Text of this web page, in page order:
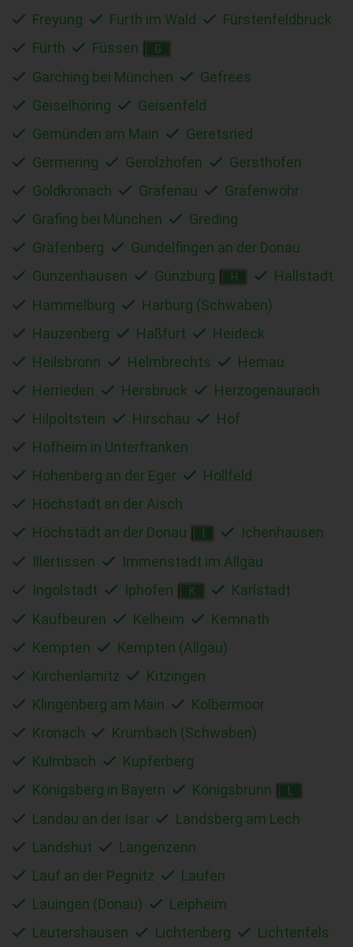
Freyung
Furth im Wald
Fürstenfeldbruck
Fürth
Füssen G
Garching bei München
Gefrees
Geiselhöring
Geisenfeld
Gemünden am Main
Geretsried
Germering
Gerolzhofen
Gersthofen
Goldkronach
Grafenau
Grafenwöhr
Grafing bei München
Greding
Gräfenberg
Gundelfingen an der Donau
Gunzenhausen
Günzburg H
Hallstadt
Hammelburg
Harburg (Schwaben)
Hauzenberg
Haßfurt
Heideck
Heilsbronn
Helmbrechts
Hemau
Herrieden
Hersbruck
Herzogenaurach
Hilpoltstein
Hirschau
Hof
Hofheim in Unterfranken
Hohenberg an der Eger
Hollfeld
Höchstadt an der Aisch
Höchstädt an der Donau
Ichenhausen
Illertissen
Immenstadt im Allgäu
Ingolstadt
Iphofen K
Karlstadt
Kaufbeuren
Kelheim
Kemnath
Kempten
Kempten (Allgäu)
Kirchenlamitz
Kitzingen
Klingenberg am Main
Kolbermoor
Kronach
Krumbach (Schwaben)
Kulmbach
Kupferberg
Königsberg in Bayern
Königsbrunn
Landau an der Isar
Landsberg am Lech
Landshut
Langenzenn
Lauf an der Pegnitz
Laufen
Lauingen (Donau)
Leipheim
Leutershausen
Lichtenberg Lichtenfels